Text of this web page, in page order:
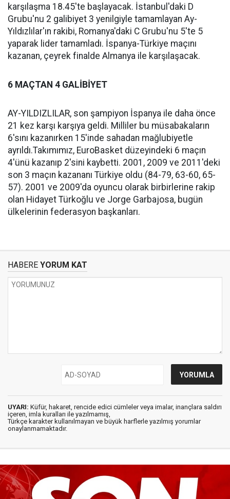
karşılaşma 18.45'te başlayacak. İstanbul'daki D
Grubu'nu 2 galibiyet 3 yenilgiyle tamamlayan Ay-
Yıldızlılar'ın rakibi, Romanya'daki C Grubu'nu 5'te 5
yaparak lider tamamladı. İspanya-Türkiye maçını
kazanan, çeyrek finalde Almanya ile karşılaşacak.
6 MAÇTAN 4 GALİBİYET
AY-YILDIZLILAR, son şampiyon İspanya ile daha önce
21 kez karşı karşıya geldi. Milliler bu müsabakaların
6'sını kazanırken 15'inde sahadan mağlubiyetle
ayrıldı.Takımımız, EuroBasket düzeyindeki 6 maçın
4'ünü kazanıp 2'sini kaybetti. 2001, 2009 ve 2011'deki
son 3 maçın kazananı Türkiye oldu (84-79, 63-60, 65-
57). 2001 ve 2009'da oyuncu olarak birbirlerine rakip
olan Hidayet Türkoğlu ve Jorge Garbajosa, bugün
ülkelerinin federasyon başkanları.
HABERE YORUM KAT
UYARI: Küfür, hakaret, rencide edici cümleler veya imalar, inançlara saldırı
içeren, imla kuralları ile yazılmamış,
Türkçe karakter kullanılmayan ve büyük harflerle yazılmış yorumlar
onaylanmamaktadır.